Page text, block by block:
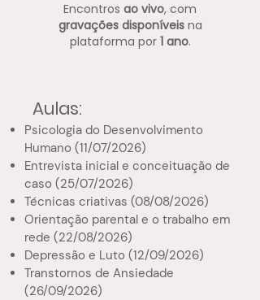
Encontros ao vivo, com
gravações disponíveisna
plataforma por 1 ano.
Aulas:
Psicologia do Desenvolvimento
Humano (11/07/2026)
Entrevista inicial e conceituação de
caso (25/07/2026)
Técnicas criativas (08/08/2026)
Orientação parental e o trabalho em
rede (22/08/2026)
Depressão e Luto (12/09/2026)
Transtornos de Ansiedade
(26/09/2026)